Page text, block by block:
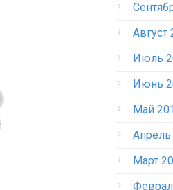
Август
Июль
Июнь
Май
Апрель
Март